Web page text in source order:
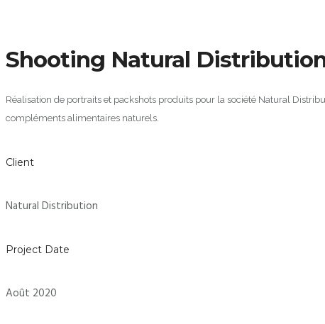
Shooting Natural
Réalisation de portraits et packshots produits pour la société Natural
compléments alimentaires naturels.
Client
Natural Distribution
Project Date
Août 2020